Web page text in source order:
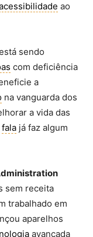
ao
sendo
com deficiência
a
na vanguarda dos
a vida das
fala já faz algum
sem receita
trabalhado em
aparelhos
avançada